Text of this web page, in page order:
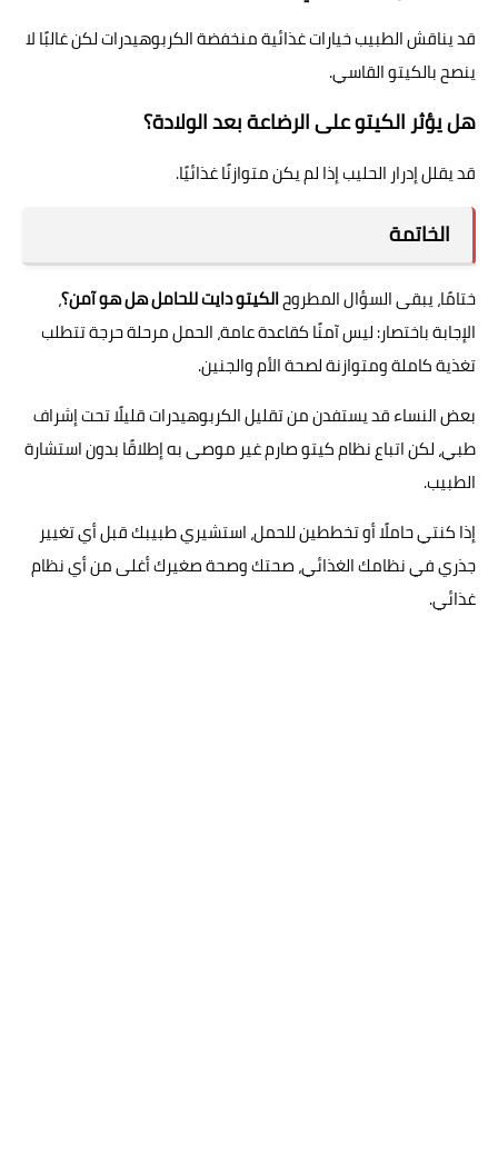
قد يناقش الطبيب خيارات غذائية منخفضة الكربوهيدرات لكن غالبًا لا
ينصح بالكيتو القاسي.
هل يؤثر الكيتو على الرضاعة بعد الولادة؟
قد يقلل إدرار الحليب إذا لم يكن متوازنًا غذائيًا.
الخاتمة
ختامًا، يبقى السؤال المطروحالكيتو دايت للحامل هل هو آمن؟،
الإجابة باختصار: ليس آمنًا كقاعدة عامة، الحمل مرحلة حرجة تتطلب
تغذية كاملة ومتوازنة لصحة الأم والجنين.
بعض النساء قد يستفدن من تقليل الكربوهيدرات قليلًا تحت إشراف
طبي، لكن اتباع نظام كيتو صارم غير موصى به إطلاقًا بدون استشارة
الطبيب.
إذا كنتي حاملًا أو تخططين للحمل، استشيري طبيبك قبل أي تغيير
جذري في نظامك الغذائي، صحتك وصحة صغيرك أغلى من أي نظام
غذائي.